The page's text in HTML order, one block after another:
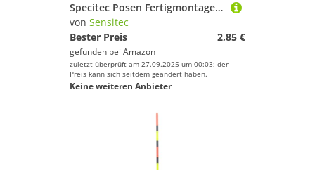
Specitec Posen Fertigmontage 10m Lauflänge | Tragkraft: 3g | Hauptschnur: 0,20mm
von Sensitec
Bester Preis
2,85 €
gefunden bei Amazon
zuletzt überprüft am 27.09.2025 um 00:03; der
Preis kann sich seitdem geändert haben.
Keine weiteren Anbieter